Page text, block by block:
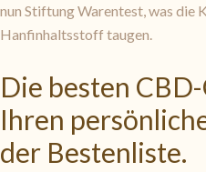
nun Stiftung Warentest, was die
Hanfinhaltsstoff taugen.
Die besten
Ihren
der Bestenliste.